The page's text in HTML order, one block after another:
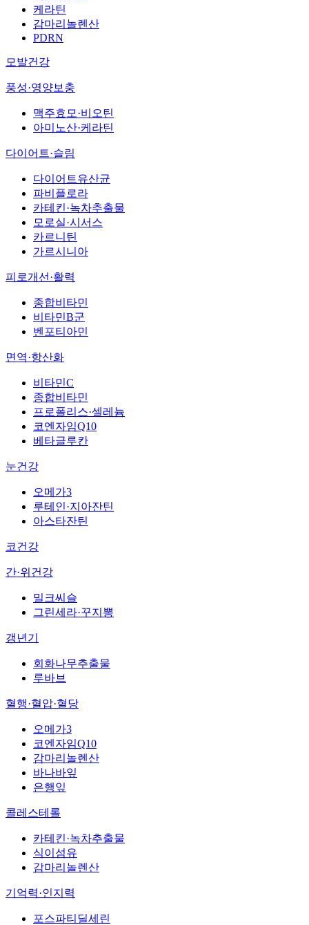
케라틴
감마리놀렌산
PDRN
모발건강
풍성·영양보충
맥주효모·비오틴
아미노산·케라틴
다이어트·슬림
다이어트유산균
파비플로라
카테킨·녹차추출물
모로실·시서스
카르니틴
가르시니아
피로개선·활력
종합비타민
비타민B군
벤포티아민
면역·항산화
비타민C
종합비타민
프로폴리스·셀레늄
코엔자임Q10
베타글루칸
눈건강
오메가3
루테인·지아잔틴
아스타잔틴
코건강
간·위건강
밀크씨슬
그린세라·꾸지뽕
갱년기
회화나무추출물
루바브
혈행·혈압·혈당
오메가3
코엔자임Q10
감마리놀렌산
바나바잎
은행잎
콜레스테롤
카테킨·녹차추출물
식이섬유
감마리놀렌산
기억력·인지력
포스파티딜세린